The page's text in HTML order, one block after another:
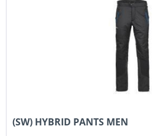
(SW) HYBRID PANTS MEN